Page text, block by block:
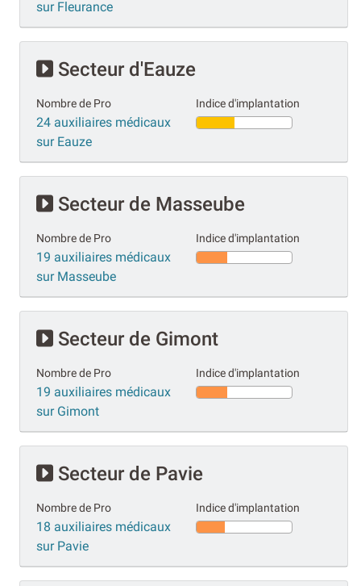
sur Fleurance
Secteur d'Eauze
Nombre de Pro
24 auxiliaires médicaux
sur Eauze
Indice d'implantation
Secteur de Masseube
Nombre de Pro
19 auxiliaires médicaux
sur Masseube
Indice d'implantation
Secteur de Gimont
Nombre de Pro
19 auxiliaires médicaux
sur Gimont
Indice d'implantation
Secteur de Pavie
Nombre de Pro
18 auxiliaires médicaux
sur Pavie
Indice d'implantation